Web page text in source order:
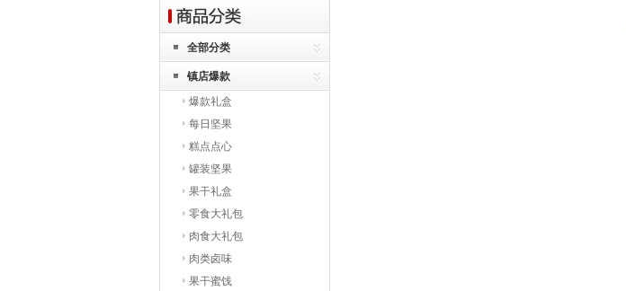
全部分类
镇店爆款
爆款礼盒
每日坚果
糕点点心
罐装坚果
果干礼盒
零食大礼包
肉食大礼包
肉类卤味
果干蜜饯